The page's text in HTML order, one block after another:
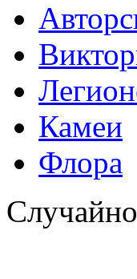
Камеи
Флора